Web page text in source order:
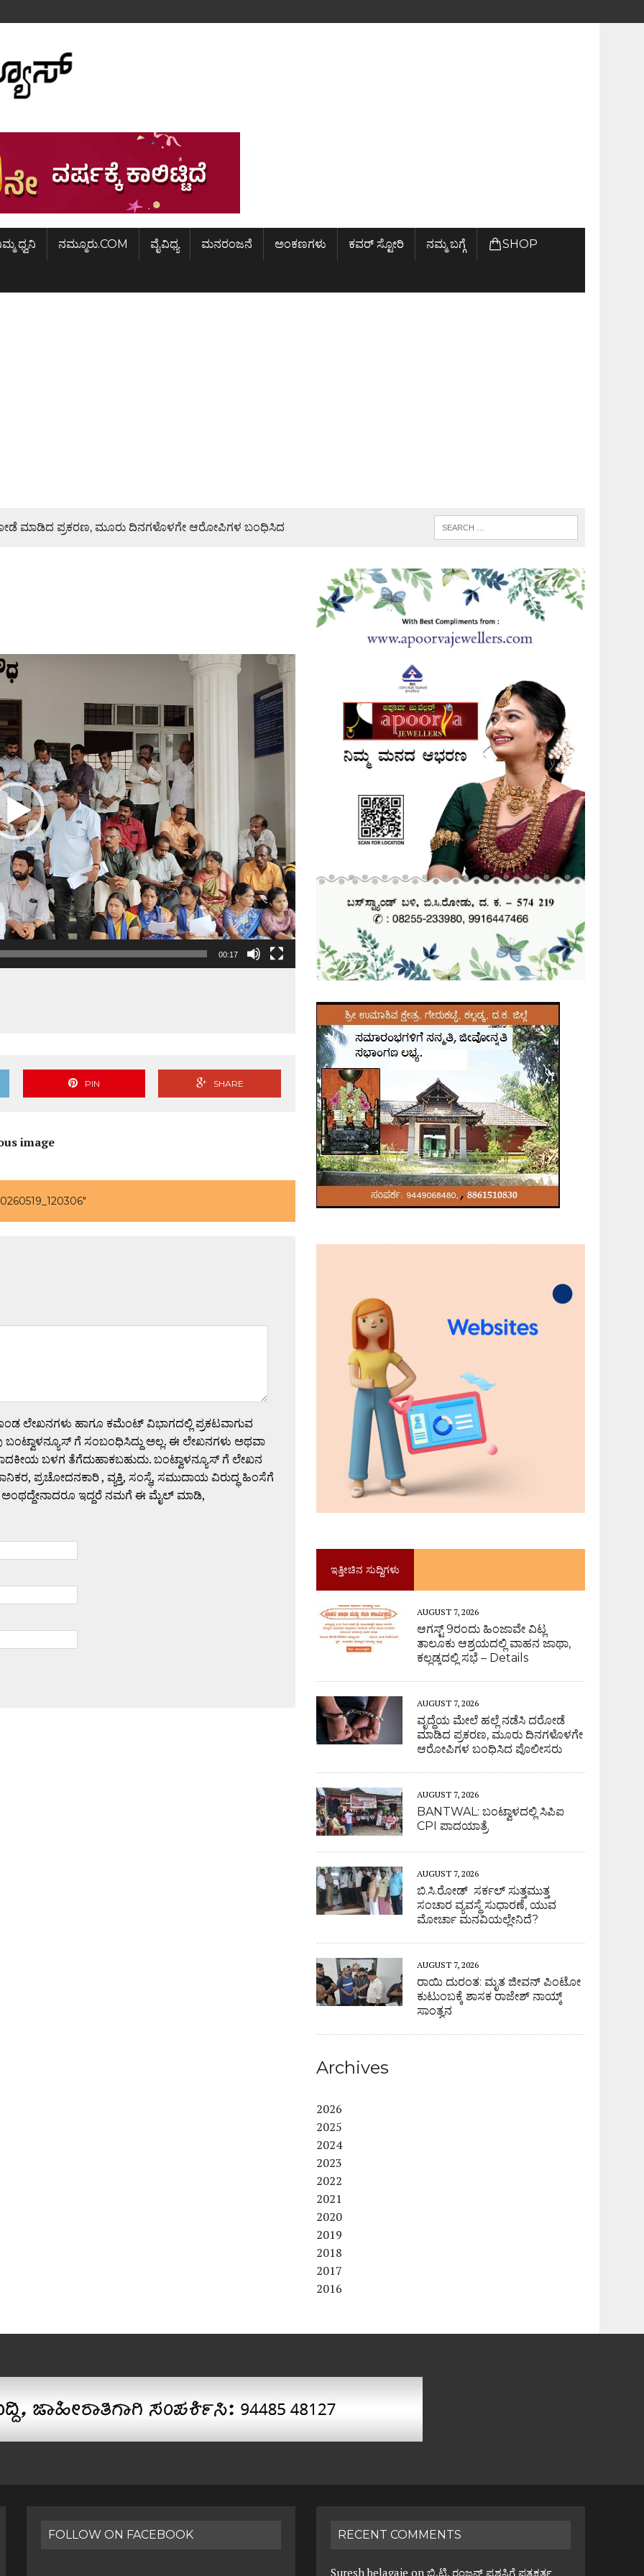
ಧ್ವನಿ ನಮ್ಮೂರು.COM ವೈವಿಧ್ಯ ಮನರಂಜನೆ ಅಂಕಣಗಳು ಕವರ್ ಸ್ಟೋರಿ ನಮ್ಮ ಬಗ್ಗೆ SHOP
ಮಾಡಿದ ಪ್ರಕರಣ, ಮೂರು ದಿನಗಳೊಳಗೇ ಆರೋಪಿಗಳ ಬಂಧಿಸಿದ
ನಾಯ್ಕ್ ಸಾಂತ್ವನ
ಕಲ್ಲಡ್ಕದಲ್ಲಿ ಸಭೆ – DETAILS
00:17
PIN SHARE
image
ಲೇಖನಗಳು ಹಾಗೂ ಕಮೆಂಟ್ ವಿಭಾಗದಲ್ಲಿ ಪ್ರಕಟವಾಗುವ
ಗೆ ಸಂಬಂಧಿಸಿದ್ದು ಅಲ್ಲ. ಈ ಲೇಖನಗಳು ಅಥವಾ
ಬಳಗ ತೆಗೆದುಹಾಕಬಹುದು. ಬಂಟ್ವಾಳನ್ಯೂಸ್ ಗೆ ಲೇಖನ
ಪ್ರಚೋದನಕಾರಿ , ವ್ಯಕ್ತಿ, ಸಂಸ್ಥೆ, ಸಮುದಾಯ ವಿರುದ್ಧ ಹಿಂಸೆಗೆ
ಇದ್ದರೆ ನಮಗೆ ಈ ಮೈಲ್ ಮಾಡಿ,
ಇತ್ತೀಚಿನ ಸುದ್ದಿಗಳು
AUGUST 7, 2026
ಆಗಸ್ಟ್ 9ರಂದು ಹಿಂಜಾವೇ ವಿಟ್ಲ
ತಾಲೂಕು ಆಶ್ರಯದಲ್ಲಿ ವಾಹನ ಜಾಥಾ,
ಕಲ್ಲಡ್ಕದಲ್ಲಿ ಸಭೆ – Details
AUGUST 7, 2026
ವೃದ್ಧೆಯ ಮೇಲೆ ಹಲ್ಲೆ ನಡೆಸಿ ದರೋಡೆ
ಮಾಡಿದ ಪ್ರಕರಣ, ಮೂರು ದಿನಗಳೊಳಗೇ
ಆರೋಪಿಗಳ ಬಂಧಿಸಿದ ಪೊಲೀಸರು
AUGUST 7, 2026
BANTWAL: ಬಂಟ್ವಾಳದಲ್ಲಿ ಸಿಪಿಐ
CPI ಪಾದಯಾತ್ರೆ
AUGUST 7, 2026
ಬಿ.ಸಿ.ರೋಡ್ ಸರ್ಕಲ್ ಸುತ್ತಮುತ್ತ
ಸಂಚಾರ ವ್ಯವಸ್ಥೆ ಸುಧಾರಣೆ, ಯುವ
ಮೋರ್ಚಾ ಮನವಿಯಲ್ಲೇನಿದೆ?
AUGUST 7, 2026
ರಾಯಿ ದುರಂತ: ಮೃತ ಜೀವನ್ ಪಿಂಟೋ
ಕುಟುಂಬಕ್ಕೆ ಶಾಸಕ ರಾಜೇಶ್ ನಾಯ್ಕ್
ಸಾಂತ್ವನ
Archives
2026
2025
2024
2023
2022
2021
2020
2019
2018
2017
2016
FOLLOW ON FACEBOOK RECENT COMMENTS
Suresh belagaje onಬಿ.ಟಿ. ರಂಜನ್ ಪ್ರಶಸ್ತಿಗೆ ಪತ್ರಕರ್ತ